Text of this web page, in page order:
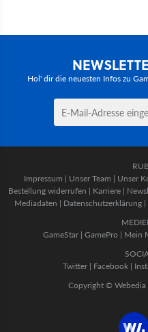
Hol' dir die neuesten Infos zu
Impressum | Unser Team | Unser
Bestellung widerrufen | Karriere |
Mediadaten | Datenschutzerklärung |
GameStar| GamePro | Mein
Twitter | Facebook |
Copyright © Webedia